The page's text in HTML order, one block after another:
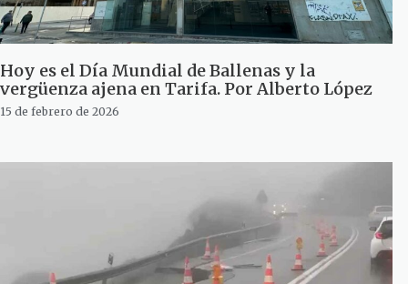
Hoy es el Día Mundial de Ballenas y la
vergüenza ajena en Tarifa. Por Alberto López
15 de febrero de 2026